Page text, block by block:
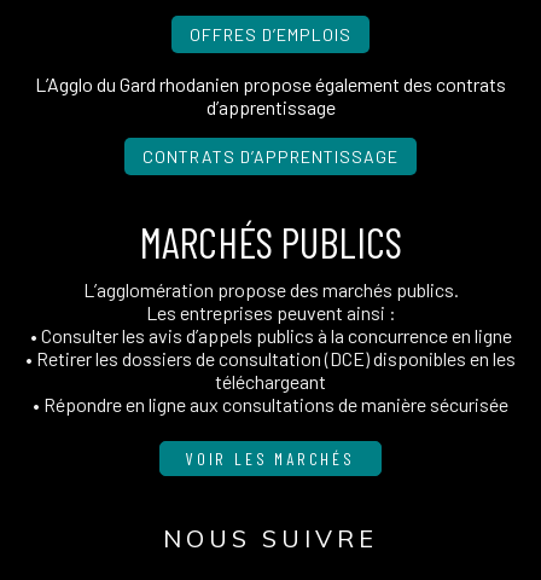
OFFRES D’EMPLOIS
L’Agglo du Gard rhodanien propose également des contrats
d’apprentissage
CONTRATS D’APPRENTISSAGE
MARCHÉS PUBLICS
L’agglomération propose des marchés publics.
Les entreprises peuvent ainsi :
• Consulter les avis d’appels publics à la concurrence en ligne
• Retirer les dossiers de consultation (DCE) disponibles en les
téléchargeant
• Répondre en ligne aux consultations de manière sécurisée
VOIR LES MARCHÉS
NOUS SUIVRE